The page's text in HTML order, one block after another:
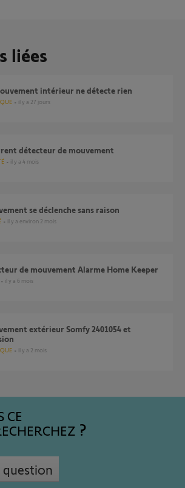
liées
intérieur ne détecte rien
il y a 27 jours
détecteur de mouvement
il y a 4 mois
se déclenche sans raison
il y a environ 2 mois
de mouvement Alarme Home Keeper
il y a 6 mois
il y a 2 mois
CE
question